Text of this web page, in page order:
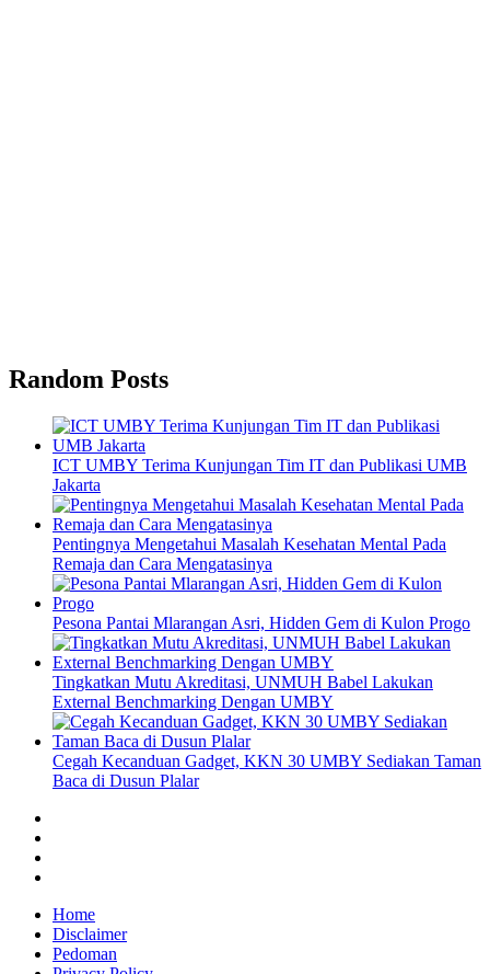
Random Posts
ICT UMBY Terima Kunjungan Tim IT dan Publikasi UMB
Jakarta
Pentingnya Mengetahui Masalah Kesehatan Mental Pada
Remaja dan Cara Mengatasinya
Pesona Pantai Mlarangan Asri, Hidden Gem di Kulon Progo
Tingkatkan Mutu Akreditasi, UNMUH Babel Lakukan
External Benchmarking Dengan UMBY
Cegah Kecanduan Gadget, KKN 30 UMBY Sediakan Taman
Baca di Dusun Plalar
Home
Disclaimer
Pedoman